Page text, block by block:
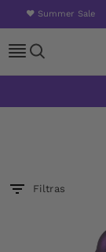
❤️ Summer Sale
Filtras